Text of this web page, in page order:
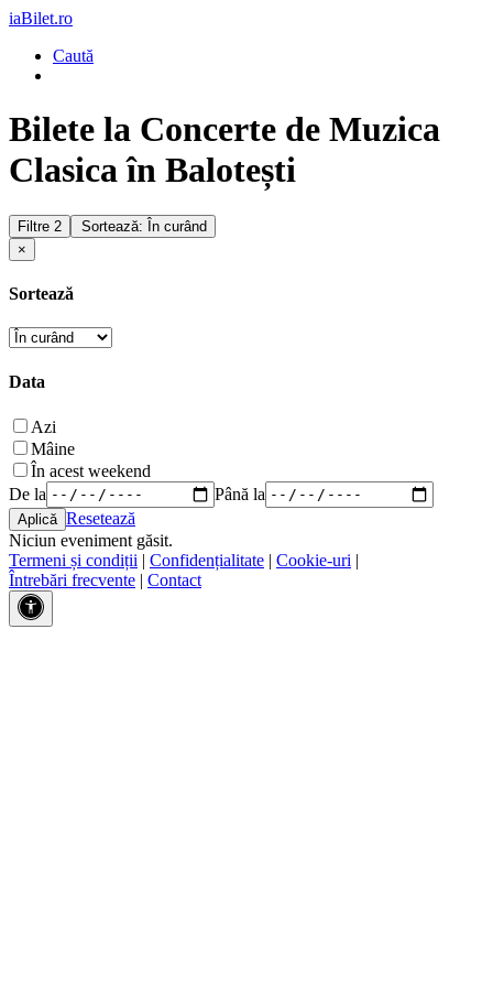
iaBilet.ro
Caută
Bilete la Concerte de Muzica
Clasica în Balotești
Filtre 2
Sortează: În curând
×
Sortează
Data
Azi
Mâine
În acest weekend
De la
Până la
Resetează
Niciun eveniment găsit.
Termeni și condiții | Confidențialitate | Cookie-uri |
Întrebări frecvente | Contact